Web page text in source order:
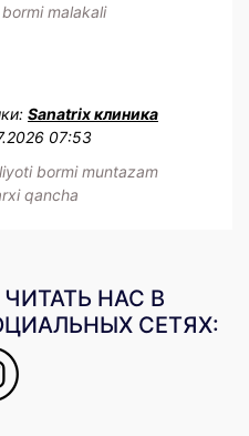
malakali
Sanatrix клиника
07:53
bormi muntazam
qancha
НАС В
СЕТЯХ: